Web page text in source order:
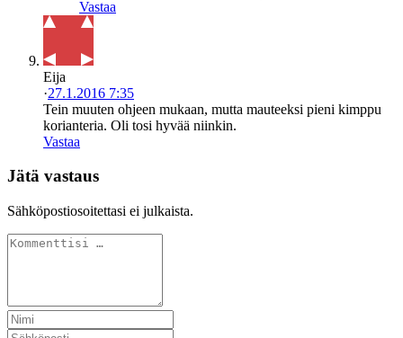
Vastaa
Eija
·27.1.2016 7:35
Tein muuten ohjeen mukaan, mutta mauteeksi pieni kimppu
korianteria. Oli tosi hyvää niinkin.
Vastaa
Jätä vastaus
Sähköpostiosoitettasi ei julkaista.